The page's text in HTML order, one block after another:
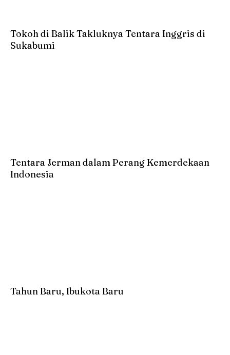
Tokoh di Balik Takluknya Tentara Inggris di
Sukabumi
Tentara Jerman dalam Perang Kemerdekaan
Indonesia
Tahun Baru, Ibukota Baru